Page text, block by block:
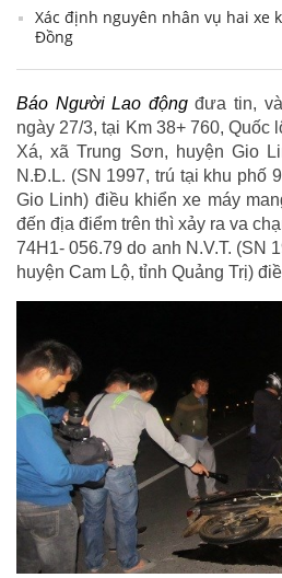
Xác định nguyên nhân vụ hai xe
Đồng
Báo Người Lao độngđưa tin,
ngày 27/3, tại Km 38+ 760, Quốc
Xá, xã Trung Sơn, huyện Gio
N.Đ.L. (SN 1997, trú tại khu phố
Gio Linh) điều khiển xe máy
đến địa điểm trên thì xảy ra va
74H1- 056.79 do anh N.V.T. (SN
huyện Cam Lộ, tỉnh Quảng Trị)